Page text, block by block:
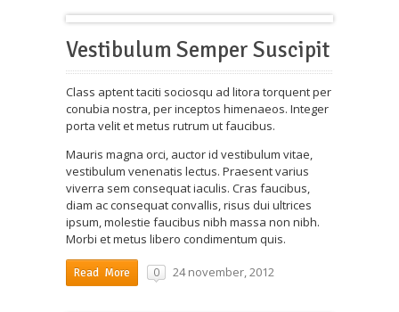
Vestibulum Semper Suscipit
Class aptent taciti sociosqu ad litora torquent per
conubia nostra, per inceptos himenaeos. Integer
porta velit et metus rutrum ut faucibus.
Mauris magna orci, auctor id vestibulum vitae,
vestibulum venenatis lectus. Praesent varius
viverra sem consequat iaculis. Cras faucibus,
diam ac consequat convallis, risus dui ultrices
ipsum, molestie faucibus nibh massa non nibh.
Morbi et metus libero condimentum quis.
Read More 0 24 november, 2012